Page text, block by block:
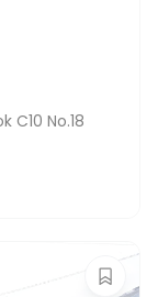
No.18